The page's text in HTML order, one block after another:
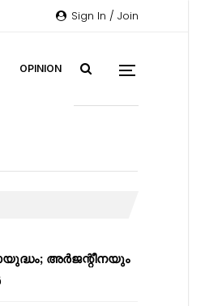
Sign In / Join
OPINION
അർജന്റീനയും